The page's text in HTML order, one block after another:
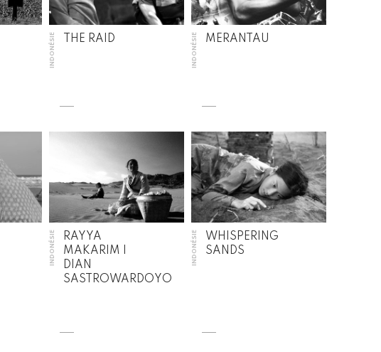
INDONÉSIE THE RAID INDONÉSIE MERANTAU
INDONÉSIE
RAYYA
MAKARIM |
DIAN
SASTROWARDOYO
INDONÉSIE
WHISPERING
SANDS